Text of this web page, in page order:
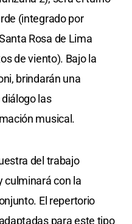
(integrado por
Rosa de Lima
de viento). Bajo la
brindarán una
las
musical.
del trabajo
culminará con la
El repertorio
para este tipo